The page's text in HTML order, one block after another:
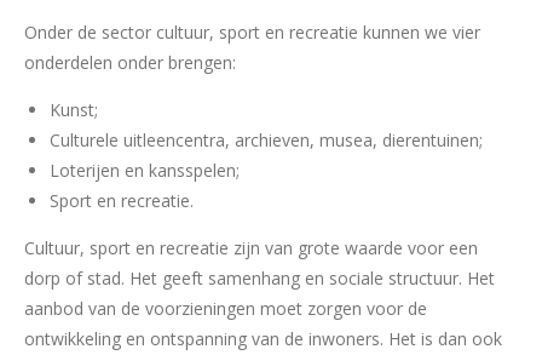
Onder de sector cultuur, sport en recreatie kunnen we vier
onderdelen onder brengen:
Kunst;
Culturele uitleencentra, archieven, musea, dierentuinen;
Loterijen en kansspelen;
Sport en recreatie.
Cultuur, sport en recreatie zijn van grote waarde voor een
dorp of stad. Het geeft samenhang en sociale structuur. Het
aanbod van de voorzieningen moet zorgen voor de
ontwikkeling en ontspanning van de inwoners. Het is dan ook